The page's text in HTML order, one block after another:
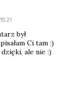
był
Ci tam :)
ale nie :)